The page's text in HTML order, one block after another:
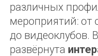
различных
мероприятий: от
до видеоклубов.
развёрнута